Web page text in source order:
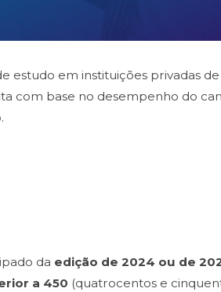
estudo em instituições privadas
com base no desempenho do
da edição de 2024 ou de
a 450 (quatrocentos e